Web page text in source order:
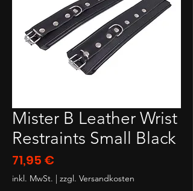
Mister B Leather Wrist
Restraints Small Black
71,95 €
inkl. MwSt. | zzgl. Versandkosten